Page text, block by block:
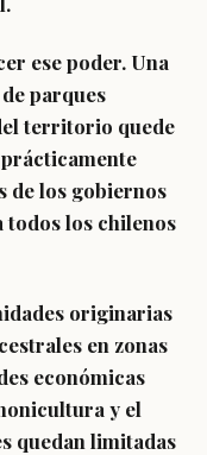
ese poder. Una
parques
territorio quede
de los gobiernos
todos los chilenos
originarias
en zonas
económicas
y el
quedan limitadas